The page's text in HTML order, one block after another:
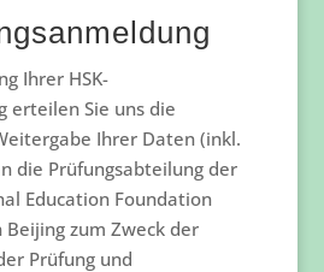
Ihrer HSK-
erteilen Sie uns die
Ihrer Daten (inkl.
die Prüfungsabteilung der
Education Foundation
Beijing zum Zweck der
Prüfung und